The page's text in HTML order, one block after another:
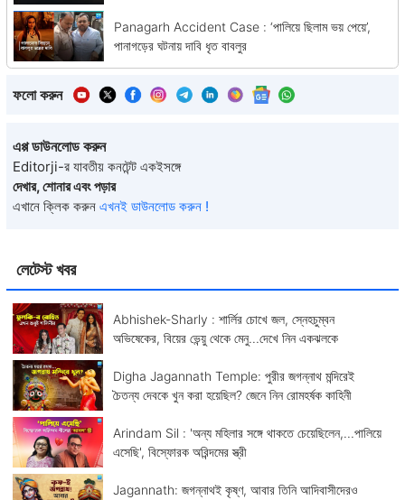
লেটেস্ট খবর
Abhishek-Sharly : শার্লির চোখে জল, স্নেহচুম্বন
অভিষেকের, বিয়ের ভেন্য়ু থেকে মেনু...দেখে নিন একঝলকে
Digha Jagannath Temple: পুরীর জগন্নাথ মন্দিরেই
চৈতন্য দেবকে খুন করা হয়েছিল? জেনে নিন রোমহর্ষক কাহিনী
Arindam Sil : 'অন্য মহিলার সঙ্গে থাকতে চেয়েছিলেন,...পালিয়ে
এসেছি', বিস্ফোরক অরিন্দমের স্ত্রী
Jagannath: জগন্নাথই কৃষ্ণ, আবার তিনি আদিবাসীদেরও
Panagarh Accident Case : ‘পালিয়ে ছিলাম ভয় পেয়ে’,
পানাগড়ের ঘটনায় দাবি ধৃত বাবলুর
ফলো করুন
এপ্প ডাউনলোড করুন
Editorji-র যাবতীয় কনটেন্ট একইসঙ্গে
দেখার, শোনার এবং পড়ার
এখানে ক্লিক করুন এখনই ডাউনলোড করুন !